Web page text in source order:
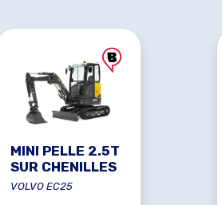
MINI PELLE 2.5T
SUR CHENILLES
VOLVO EC25